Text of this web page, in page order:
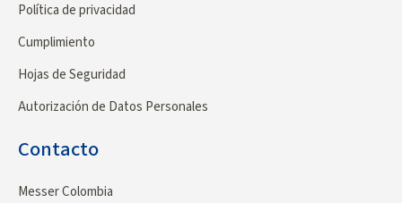
Política de privacidad
Cumplimiento
Hojas de Seguridad
Autorización de Datos Personales
Contacto
Messer Colombia